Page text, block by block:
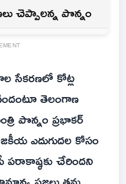
చెప్పాలన్న పొన్నం
సేకరణలో కోట్ల
తెలంగాణ
పొన్నం ప్రభాకర్
ఎదుగుదల కోసం
చేరిందని